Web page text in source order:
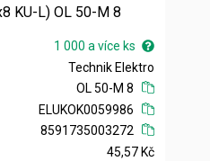
KU-L) OL 50-M 8
1 000 a více ks
Technik Elektro
OL 50-M 8
ELUKOK0059986
8591735003272
45,57 Kč